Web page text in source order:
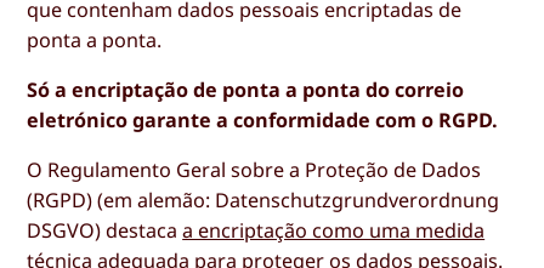
que contenham dados pessoais encriptadas de
ponta a ponta.
Só a encriptação de ponta a ponta do correio
eletrónico garante a conformidade com o RGPD.
O Regulamento Geral sobre a Proteção de Dados
(RGPD) (em alemão: Datenschutzgrundverordnung
DSGVO) destacaa encriptação como uma medida
técnica adequada para proteger os dados pessoais.